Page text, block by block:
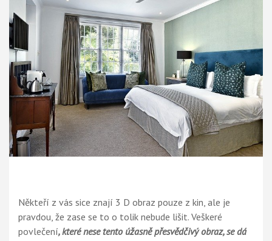
Někteří z vás sice znají 3 D obraz pouze z kin, ale je
pravdou, že zase se to o tolik nebude lišit. Veškeré
povlečení, které nese tento úžasně přesvědčivý obraz, se dá